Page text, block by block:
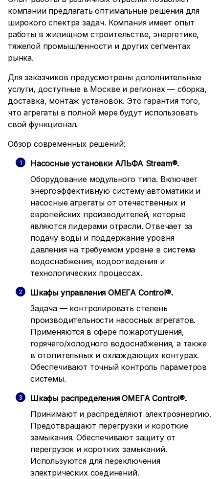
компании предлагать оптимальные решения для
широкого спектра задач. Компания имеет опыт
работы в жилищном строительстве, энергетике,
тяжелой промышленности и других сегментах
рынка.
Для заказчиков предусмотрены дополнительные
услуги, доступные в Москве и регионах — сборка,
доставка, монтаж установок. Это гарантия того,
что агрегаты в полной мере будут использовать
свой функционал.
Обзор современных решений:
Насосные установки АЛЬФА Stream®.
Оборудование модульного типа. Включает
энергоэффективную систему автоматики и
насосные агрегаты от отечественных и
европейских производителей, которые
являются лидерами отрасли. Отвечает за
подачу воды и поддержание уровня
давления на требуемом уровне в система
водоснабжения, водоотведения и
технологических процессах.
Шкафы управления ОМЕГА Control®.
Задача — контролировать степень
производительности насосных агрегатов.
Применяются в сфере пожаротушения,
горячего/холодного водоснабжения, а также
в отопительных и охлаждающих контурах.
Обеспечивают точный контроль параметров
системы.
Шкафы распределения ОМЕГА Control®.
Принимают и распределяют электроэнергию.
Предотвращают перегрузки и короткие
замыкания. Обеспечивают защиту от
перегрузок и коротких замыканий.
Используются для переключения
электрических соединений.